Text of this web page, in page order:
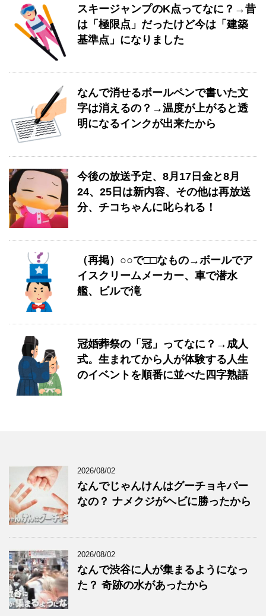
スキージャンプのK点ってなに？→昔
は「極限点」だったけど今は「建築
基準点」になりました
なんで消せるボールペンで書いた文
字は消えるの？→温度が上がると透
明になるインクが出来たから
今後の放送予定、8月17日金と8月
24、25日は新内容、その他は再放送
分、チコちゃんに叱られる！
（再掲）○○で□□なもの→ボールでア
イスクリームメーカー、車で潜水
艦、ビルで滝
冠婚葬祭の「冠」ってなに？→成人
式。生まれてから人が体験する人生
のイベントを順番に並べた四字熟語
2026/08/02
なんでじゃんけんはグーチョキパー
なの？ ナメクジがヘビに勝ったから
2026/08/02
なんで渋谷に人が集まるようになっ
た？ 奇跡の水があったから